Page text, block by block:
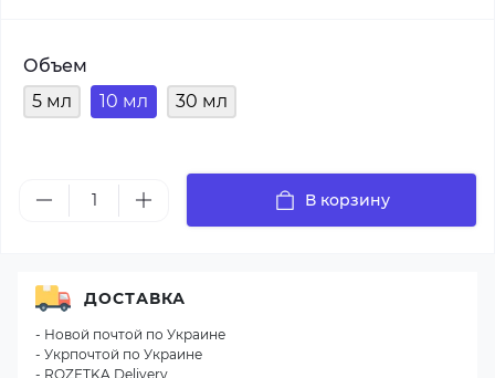
Объем
5 мл
10 мл 30 мл
В корзину
ДОСТАВКА
- Новой почтой по Украине
- Укрпочтой по Украине
- ROZETKA Delivery